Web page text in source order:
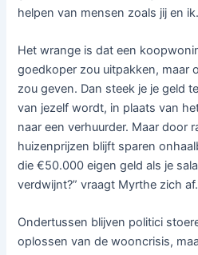
helpen van mensen zoals jij en
Het wrange is dat een
goedkoper zou uitpakken, maar
zou geven. Dan steek je je geld
van jezelf wordt, in plaats van
naar een verhuurder. Maar door
huizenprijzen blijft sparen
die €50.000 eigen geld als je
verdwijnt?” vraagt Myrthe zich af.
Ondertussen blijven politici
oplossen van de wooncrisis,